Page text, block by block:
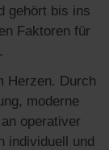
gehört bis ins
Faktoren für
Herzen. Durch
moderne
operativer
individuell und